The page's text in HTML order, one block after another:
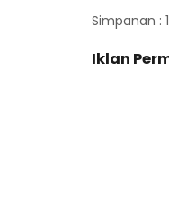
Simpanan :
Iklan